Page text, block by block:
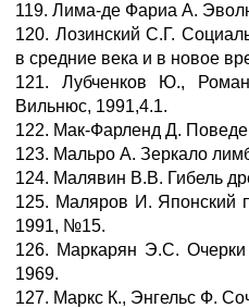
119. Лима-де Фариа А.
120. Лозинский С.Г.
в средние века и в новое
121. Лубченков Ю.,
Вильнюс, 1991,4.1.
122. Мак-Фарленд Д.
123. Мальро А. Зеркало
124. Малявин В.В. Гибель
125. Маляров И. Японский
1991, №15.
126. Маркарян Э.С. Очерки
1969.
127. Маркс К., Энгельс Ф.